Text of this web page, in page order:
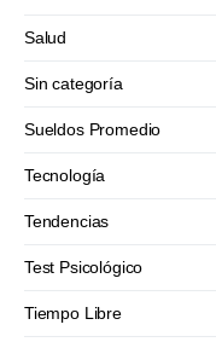
Salud
Sin categoría
Sueldos Promedio
Tecnología
Tendencias
Test Psicológico
Tiempo Libre